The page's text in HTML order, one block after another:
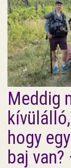
Meddig
hogy
baj